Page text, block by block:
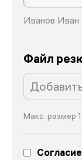
Иванов Иван
Файл
Макс. размер